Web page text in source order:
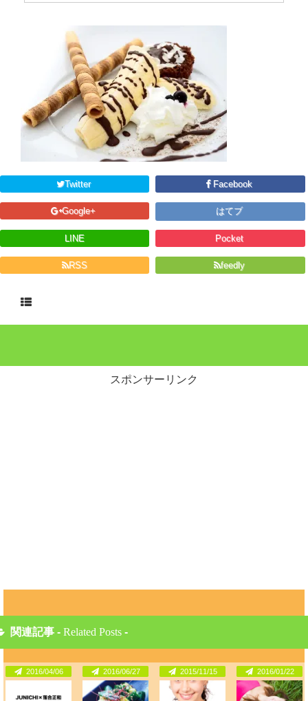
Twitter Facebook
Google+ はてブ
LINE Pocket
RSS feedly
スポンサーリンク
関連記事 - Related Posts -
2016/04/06 2016/06/27 2015/11/15 2016/01/22